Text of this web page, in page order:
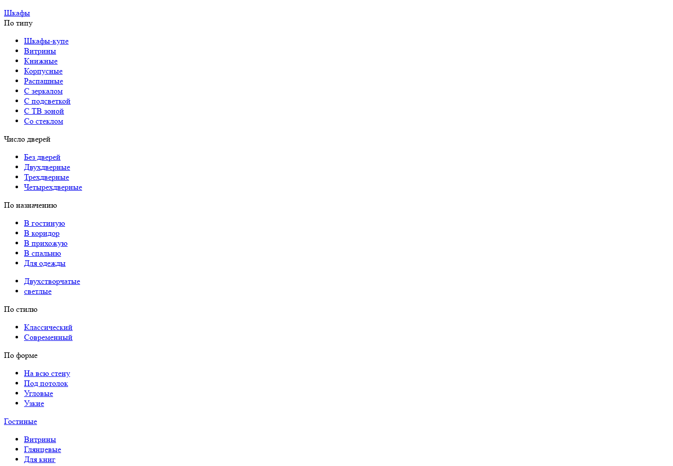
Шкафы
По типу
Шкафы-купе
Витрины
Книжные
Корпусные
Распашные
С зеркалом
С подсветкой
С ТВ зоной
Со стеклом
Число дверей
Без дверей
Двухдверные
Трехдверные
Четырехдверные
По назначению
В гостиную
В коридор
В прихожую
В спальню
Для одежды
Двухстворчатые
светлые
По стилю
Классический
Современный
По форме
На всю стену
Под потолок
Угловые
Узкие
Гостиные
Витрины
Глянцевые
Для книг